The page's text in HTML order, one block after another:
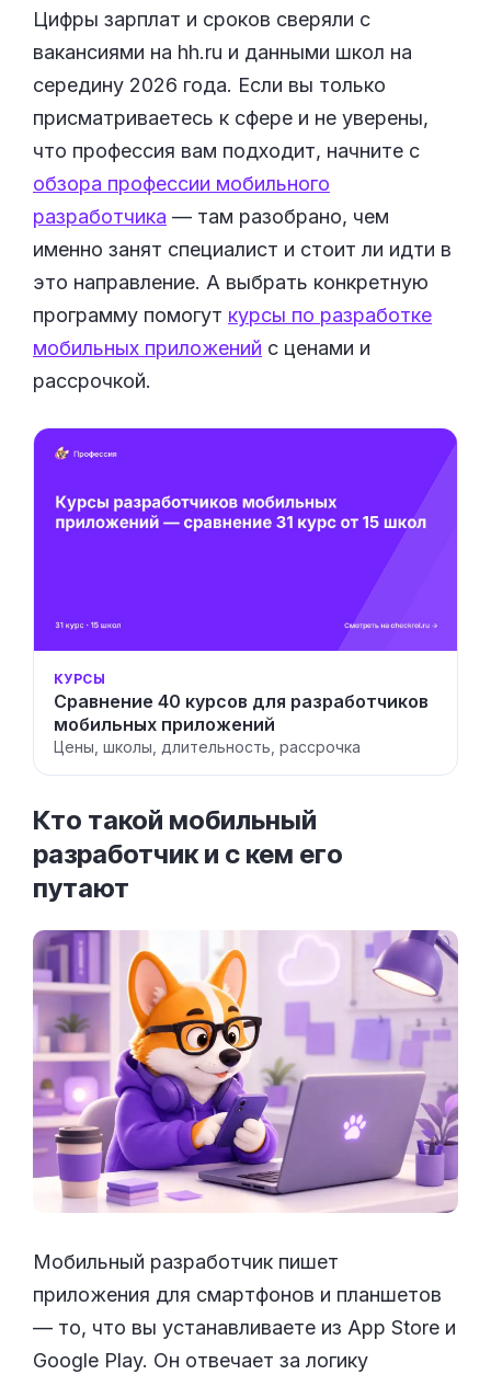
Цифры зарплат и сроков сверяли с
вакансиями на hh.ru и данными школ на
середину 2026 года. Если вы только
присматриваетесь к сфере и не уверены,
что профессия вам подходит, начните с
обзора профессии мобильного
разработчика — там разобрано, чем
именно занят специалист и стоит ли идти в
это направление. А выбрать конкретную
программу помогут курсы по разработке
мобильных приложений с ценами и
рассрочкой.
КУРСЫ
Сравнение 40 курсов для разработчиков
мобильных приложений
Цены, школы, длительность, рассрочка
Кто такой мобильный
разработчик и с кем его
путают
Мобильный разработчик пишет
приложения для смартфонов и планшетов
— то, что вы устанавливаете из App Store и
Google Play. Он отвечает за логику